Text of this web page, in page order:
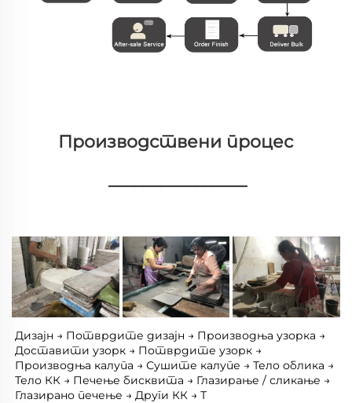
Производствени процес
________________
Дизајн → Потврдите дизајн → Производња узорка →
Доставити узорк → Потврдите узорк →
Производња калупа → Сушите калупе → Тело облика →
Тело КК → Печење бисквита → Глазирање / сликање →
Глазирано печење → Други КК → Т